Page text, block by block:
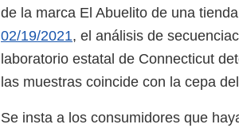
de la marca El Abuelito de una
02/19/2021, el análisis de
laboratorio estatal de Connecticut
las muestras coincide con la cepa
Se insta a los consumidores que